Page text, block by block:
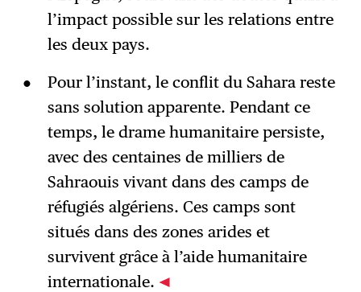
l’impact possible sur les relations entre
les deux pays.
Pour l’instant, le conflit du Sahara reste
sans solution apparente. Pendant ce
temps, le drame humanitaire persiste,
avec des centaines de milliers de
Sahraouis vivant dans des camps de
réfugiés algériens. Ces camps sont
situés dans des zones arides et
survivent grâce à l’aide humanitaire
internationale.